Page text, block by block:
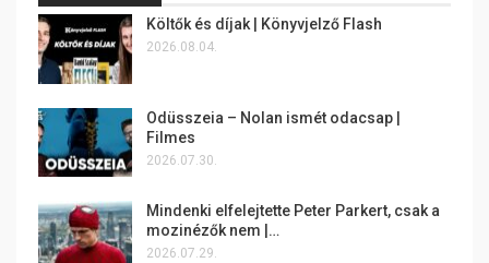
Költők és díjak | Könyvjelző Flash
2026.08.04.
Odüsszeia – Nolan ismét odacsap |
Filmes
2026.07.30.
Mindenki elfelejtette Peter Parkert, csak a
mozinézők nem |…
2026.07.29.